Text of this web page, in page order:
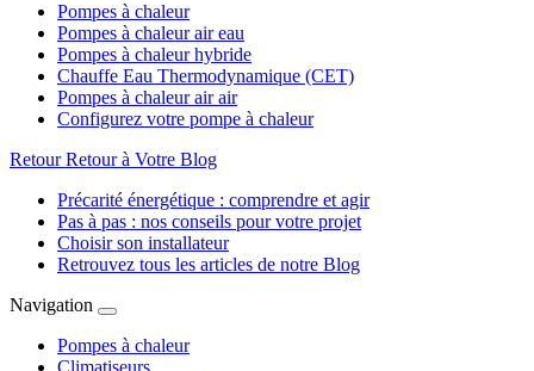
Pompes à chaleur
Pompes à chaleur air eau
Pompes à chaleur hybride
Chauffe Eau Thermodynamique (CET)
Pompes à chaleur air air
Configurez votre pompe à chaleur
Retour Retour à Votre Blog
Précarité énergétique : comprendre et agir
Pas à pas : nos conseils pour votre projet
Choisir son installateur
Retrouvez tous les articles de notre Blog
Navigation
Pompes à chaleur
Climatiseurs